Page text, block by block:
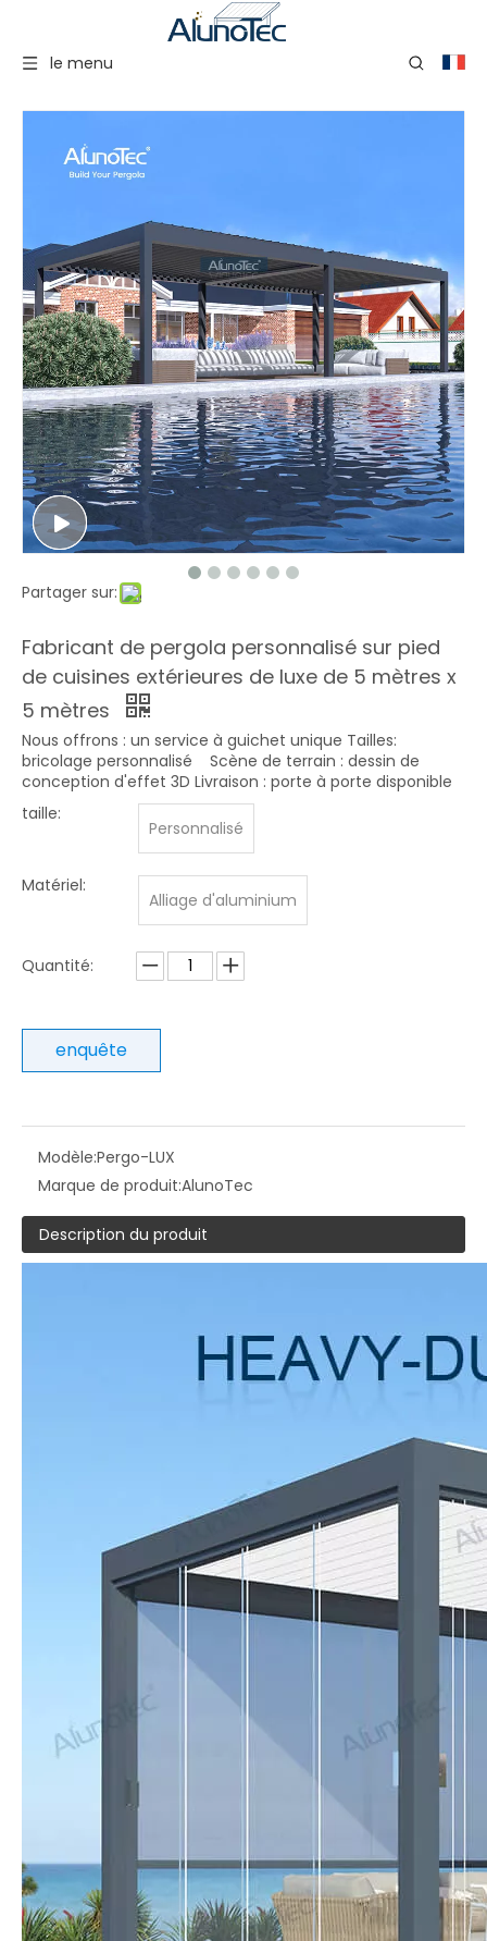
le menu
Partager sur:
Fabricant de pergola personnalisé sur pied
de cuisines extérieures de luxe de 5 mètres x
5 mètres
Nous offrons : un service à guichet unique Tailles:
bricolage personnalisé Scène de terrain : dessin de
conception d'effet 3D Livraison : porte à porte disponible
taille:
Personnalisé
Matériel:
Alliage d'aluminium
Quantité:
enquête
Modèle:Pergo-LUX
Marque de produit:AlunoTec
Description du produit